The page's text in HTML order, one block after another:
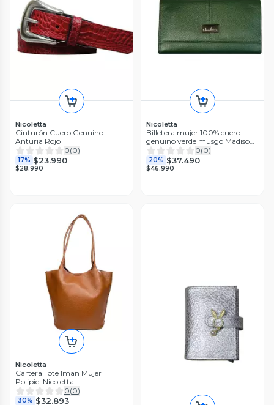
Nicoletta
Cinturón Cuero Genuino
Anturia Rojo
0(0)
17% $23.990
$28.990
Nicoletta
Billetera mujer 100% cuero
genuino verde musgo Madison
Nicoletta
0(0)
20% $37.490
$46.990
Nicoletta
Cartera Tote Iman Mujer
Polipiel Nicoletta
0(0)
30% $32.893